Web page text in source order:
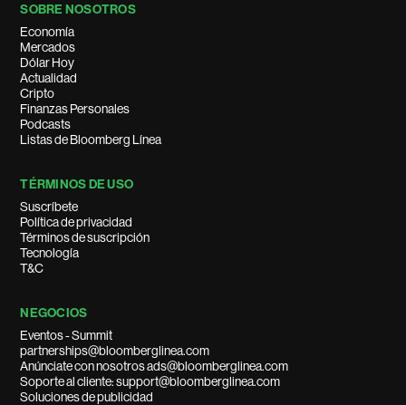
SOBRE NOSOTROS
Economía
Mercados
Dólar Hoy
Actualidad
Cripto
Finanzas Personales
Podcasts
Listas de Bloomberg Línea
TÉRMINOS DE USO
Suscríbete
Política de privacidad
Términos de suscripción
Tecnología
T&C
NEGOCIOS
Eventos - Summit
partnerships@bloomberglinea.com
Anúnciate con nosotros ads@bloomberglinea.com
Soporte al cliente: support@bloomberglinea.com
Soluciones de publicidad